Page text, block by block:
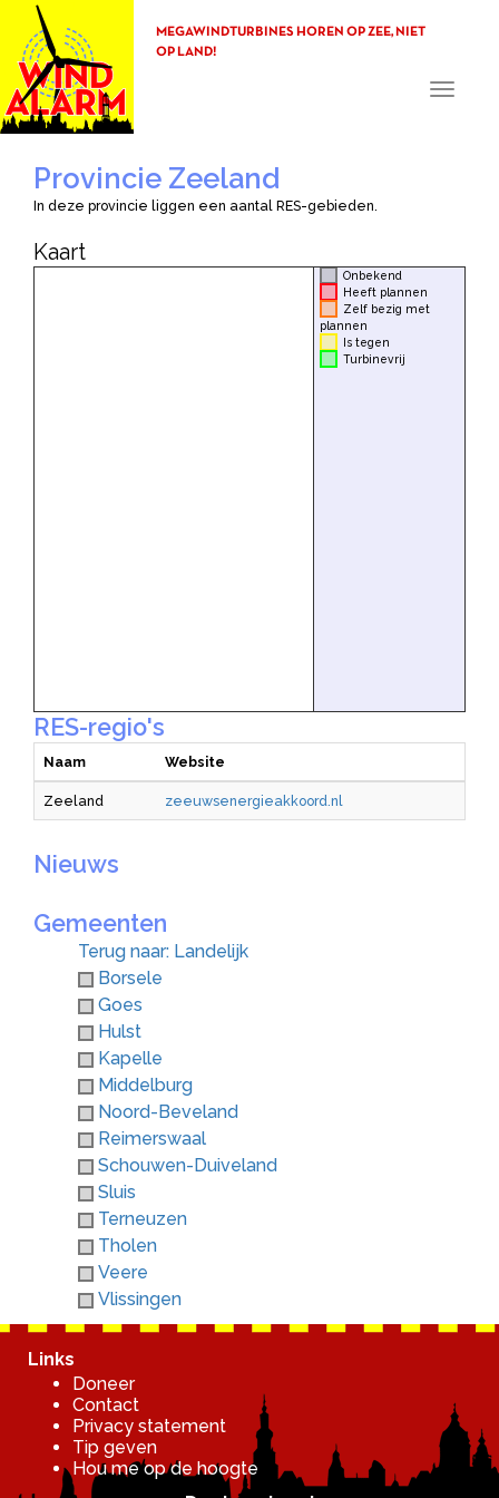
MEGAWINDTURBINES HOREN OP ZEE, NIET
OP LAND!
Toggle
Provincie Zeeland
In deze provincie liggen een aantal RES-gebieden.
Kaart
Onbekend
Heeft plannen
Zelf bezig met
plannen
Is tegen
Turbinevrij
RES-regio's
Naam Website
Zeeland zeeuwsenergieakkoord.nl
Nieuws
Gemeenten
Terug naar: Landelijk
Borsele
Goes
Hulst
Kapelle
Middelburg
Noord-Beveland
Reimerswaal
Schouwen-Duiveland
Sluis
Terneuzen
Tholen
Veere
Vlissingen
Links
Doneer
Contact
Privacy statement
Tip geven
Hou me op de hoogte